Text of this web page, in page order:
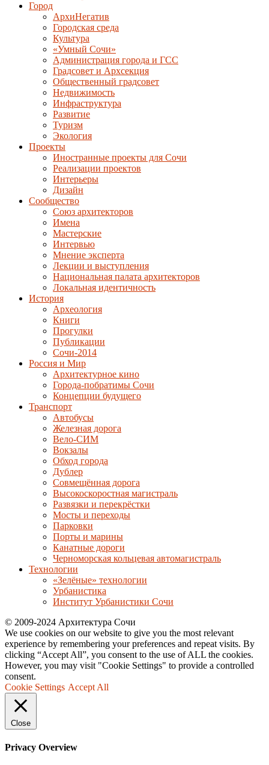
Город
АрхиНегатив
Городская среда
Культура
«Умный Сочи»
Администрация города и ГСС
Градсовет и Архсекция
Общественный градсовет
Недвижимость
Инфраструктура
Развитие
Туризм
Экология
Проекты
Иностранные проекты для Сочи
Реализации проектов
Интерьеры
Дизайн
Сообщество
Союз архитекторов
Имена
Мастерские
Интервью
Мнение эксперта
Лекции и выступления
Национальная палата архитекторов
Локальная идентичность
История
Археология
Книги
Прогулки
Публикации
Сочи-2014
Россия и Мир
Архитектурное кино
Города-побратимы Сочи
Концепции будущего
Транспорт
Автобусы
Железная дорога
Вело-СИМ
Вокзалы
Обход города
Дублер
Совмещённая дорога
Высокоскоростная магистраль
Развязки и перекрёстки
Мосты и переходы
Парковки
Порты и марины
Канатные дороги
Черноморская кольцевая автомагистраль
Технологии
«Зелёные» технологии
Урбанистика
Институт Урбанистики Сочи
© 2009-2024 Архитектура Сочи
We use cookies on our website to give you the most relevant
experience by remembering your preferences and repeat visits. By
clicking “Accept All”, you consent to the use of ALL the cookies.
However, you may visit "Cookie Settings" to provide a controlled
consent.
Cookie Settings Accept All
Close
Privacy Overview